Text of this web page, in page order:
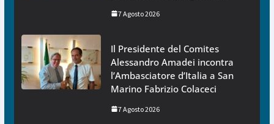
7 Agosto 2026
Il Presidente del Comites
Alessandro Amadei incontra
l’Ambasciatore d’Italia a San
Marino Fabrizio Colaceci
7 Agosto 2026